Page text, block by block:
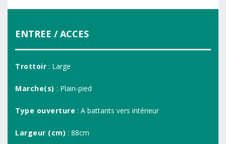
ENTREE / ACCES
Trottoir : Large
Marche(s) : Plain-pied
Type ouverture : A battants vers intérieur
Largeur (cm) : 88cm